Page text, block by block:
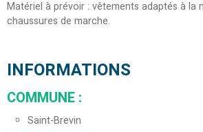
Matériel à prévoir : vêtements adaptés à la
chaussures de marche.
INFORMATIONS
COMMUNE :
Saint-Brevin